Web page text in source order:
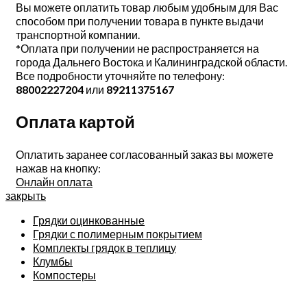
Вы можете оплатить товар любым удобным для Вас
способом при получении товара в пункте выдачи
транспортной компании.
*Оплата при получении не распространяется на
города Дальнего Востока и Калининградской области.
Все подробности уточняйте по телефону:
88002227204 или 89211375167
Оплата картой
Оплатить заранее согласованный заказ вы можете
нажав на кнопку:
Онлайн оплата
закрыть
Грядки оцинкованные
Грядки с полимерным покрытием
Комплекты грядок в теплицу
Клумбы
Компостеры